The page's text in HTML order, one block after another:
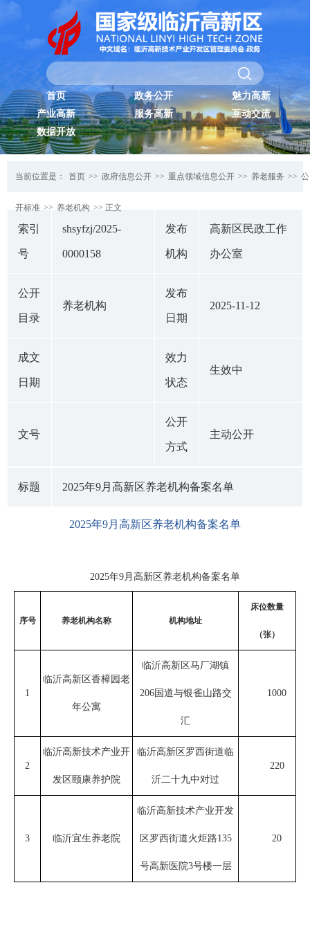
首页 政务公开
魅力高新
产业高新
服务高新
互动交流
数据开放
当前位置是： 首页 >> 政府信息公开 >> 重点领域信息公开 >> 养老服务 >> 公
开标准 >> 养老机构 >> 正文
索引
号
shsyfzj/2025-
0000158
发布
机构
高新区民政工作
办公室
公开
目录
养老机构
发布
日期
2025-11-12
成文
日期
效力
状态
生效中
文号
公开
方式
主动公开
标题 2025年9月高新区养老机构备案名单
2025年9月高新区养老机构备案名单
2025年9月高新区养老机构备案名单
序号 养老机构名称 机构地址
床位数量
（张）
1
临沂高新区香樟园老
年公寓
临沂高新区马厂湖镇
206国道与银雀山路交
汇
1000
2
临沂高新技术产业开
发区颐康养护院
临沂高新区罗西街道临
沂二十九中对过
220
3 临沂宜生养老院
临沂高新技术产业开发
区罗西街道火炬路135
号高新医院3号楼一层
20